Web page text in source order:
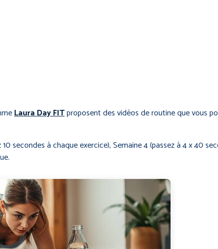
Laura Day FITproposent des vidéos de routine que vous
secondes à chaque exercice), Semaine 4 (passez à 4 x 40